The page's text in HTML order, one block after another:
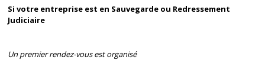
Si votre entreprise est en Sauvegarde ou Redressement
Judiciaire
Un premier rendez-vous est organisé